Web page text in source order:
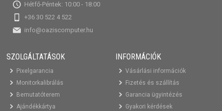
Hétfő-Péntek: 10:00 - 18:00
+36 30 522 4 522
info@oaziscomputer.hu
SZOLGÁLTATÁSOK
Pixelgarancia
Monitorkalibrálás
Bemutatóterem
Ajándékkártya
INFORMÁCIÓK
Vásárlási információk
Fizetés és szállítás
Garancia ügyintézés
Gyakori kérdések